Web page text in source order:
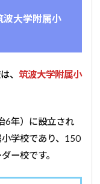
波大学附属小
、 筑波大学附属小
6年）に設立され
学校であり、150
ー校です。